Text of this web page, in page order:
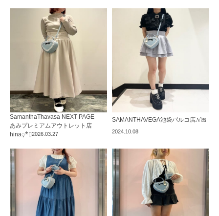
2026.03.27
SamanthaThavasa NEXT PAGE
あみプレミアムアウトレット店
hina◌̥*⃝̣
2024.10.08
SAMANTHAVEGA池袋パルコ店𝓝🎀